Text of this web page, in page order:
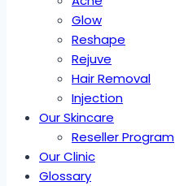
Glow
Reshape
Rejuve
Hair Removal
Injection
Our Skincare
Reseller Program
Our Clinic
Glossary